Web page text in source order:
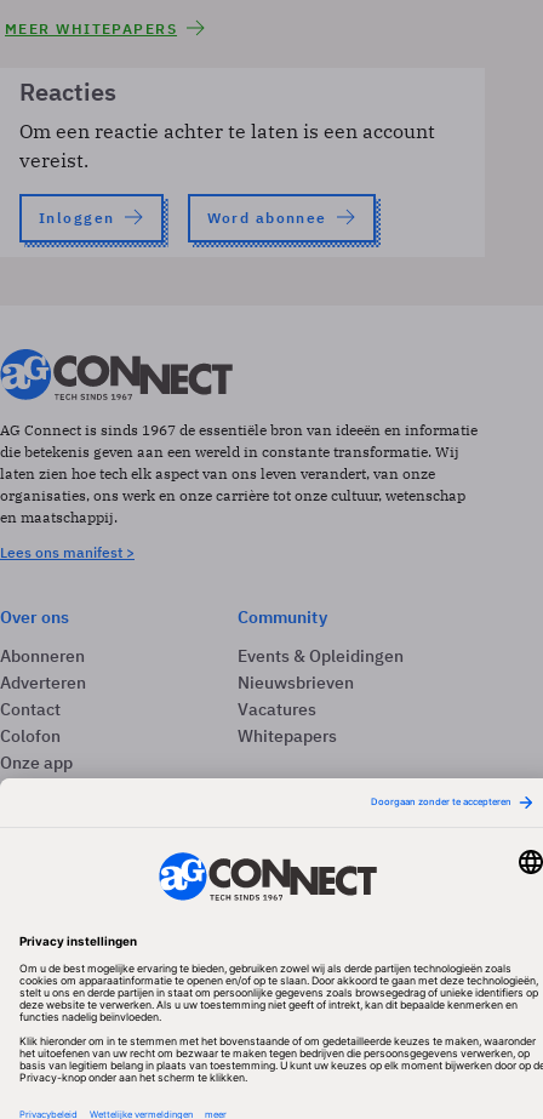
MEER WHITEPAPERS
Reacties
Om een reactie achter te laten is een account
vereist.
Inloggen Word abonnee
AG Connect is sinds 1967 de essentiële bron van ideeën en informatie
die betekenis geven aan een wereld in constante transformatie. Wij
laten zien hoe tech elk aspect van ons leven verandert, van onze
organisaties, ons werk en onze carrière tot onze cultuur, wetenschap
en maatschappij.
Lees ons manifest >
Over ons
Abonneren
Adverteren
Contact
Colofon
Onze app
Privacyinstellingen
Community
Events & Opleidingen
Nieuwsbrieven
Vacatures
Whitepapers
Redactionele partner
Algemene Voorwaarden & Copyrights